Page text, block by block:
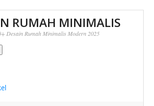
RUMAH MINIMALIS
Desain Rumah Minimalis Modern 2025